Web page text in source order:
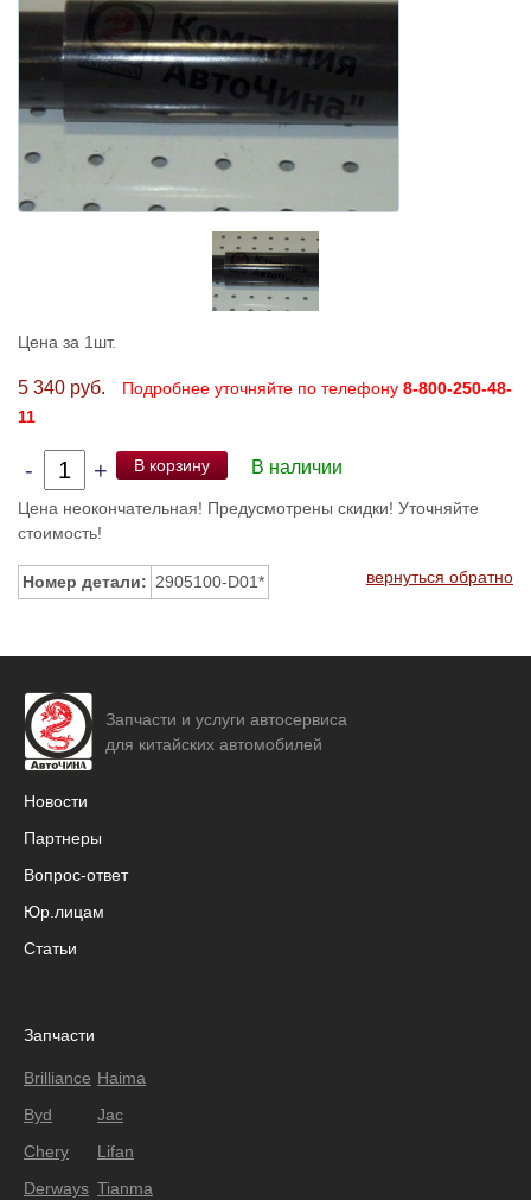
Цена за 1шт.
5 340 руб. Подробнее уточняйте по телефону 8-800-250-48-
11
- + В корзину В наличии
Цена неокончательная! Предусмотрены скидки! Уточняйте
стоимость!
Номер детали: 2905100-D01* вернуться обратно
Запчасти и услуги автосервиса
для китайских автомобилей
Новости
Партнеры
Вопрос-ответ
Юр.лицам
Статьи
Запчасти
Brilliance
Byd
Chery
Derways
Haima
Jac
Lifan
Tianma